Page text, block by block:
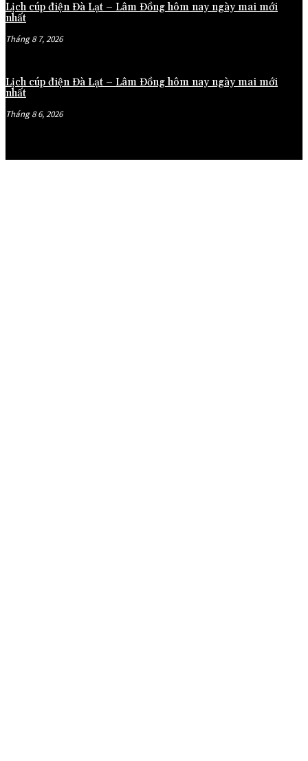
Lịch cúp điện Đà Lạt – Lâm Đồng hôm nay ngày mai mới
nhất
Tháng 8 7, 2026
Lịch cúp điện Đà Lạt – Lâm Đồng hôm nay ngày mai mới
nhất
Tháng 8 6, 2026